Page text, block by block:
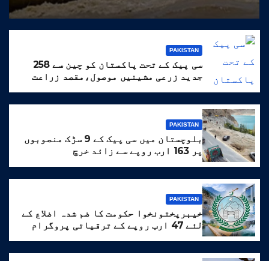
PAKISTAN
سی پیک کے تحت پاکستان کو چین سے 258
جدید زرعی مشینیں موصول،مقصد زراعت
PAKISTAN
بلوچستان میں سی پیک کے 9 سڑک منصوبوں
پر 163 ارب روپے سے زائد خرچ
PAKISTAN
خیبرپختونخوا حکومت کا ضم شدہ اضلاع کے
لئے 47 ارب روپے کے ترقیاتی پروگرام